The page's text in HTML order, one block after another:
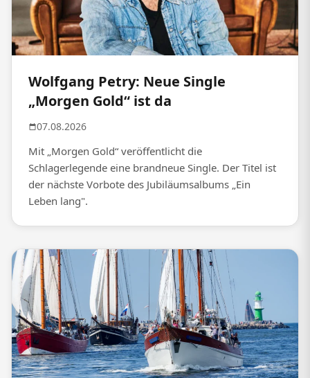
Wolfgang Petry: Neue Single
„Morgen Gold“ ist da
07.08.2026
Mit „Morgen Gold“ veröffentlicht die
Schlagerlegende eine brandneue Single. Der Titel ist
der nächste Vorbote des Jubiläumsalbums „Ein
Leben lang".